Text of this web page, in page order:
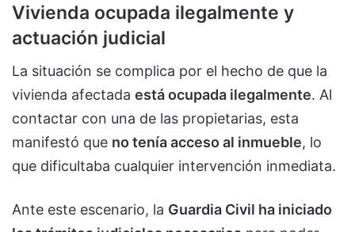
Vivienda ocupada ilegalmente y
actuación judicial
La situación se complica por el hecho de que la
vivienda afectada está ocupada ilegalmente. Al
contactar con una de las propietarias, esta
manifestó que no tenía acceso al inmueble, lo
que dificultaba cualquier intervención inmediata.
Ante este escenario, la Guardia Civil ha iniciado